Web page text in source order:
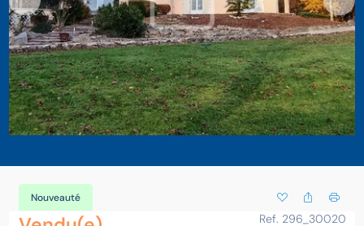
Nouveauté
Ref. 296_30020